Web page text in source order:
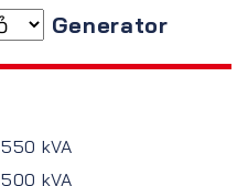
Generator
550 kVA
500 kVA